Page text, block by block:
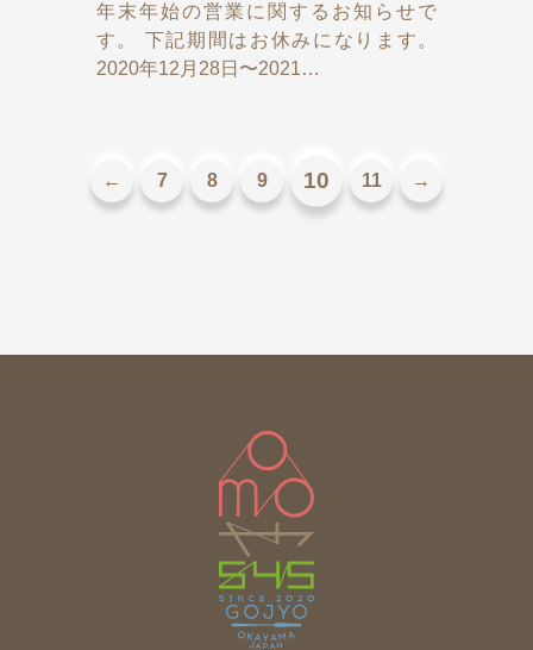
年末年始の営業に関するお知らせで
す。 下記期間はお休みになります。
2020年12月28日〜2021…
← 7 8 9 10 11 →